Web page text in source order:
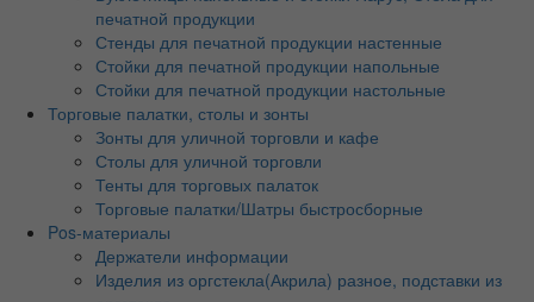
печатной продукции
Стенды для печатной продукции настенные
Стойки для печатной продукции напольные
Стойки для печатной продукции настольные
Торговые палатки, столы и зонты
Зонты для уличной торговли и кафе
Столы для уличной торговли
Тенты для торговых палаток
Торговые палатки/Шатры быстросборные
Pos-материалы
Держатели информации
Изделия из оргстекла(Акрила) разное, подставки из